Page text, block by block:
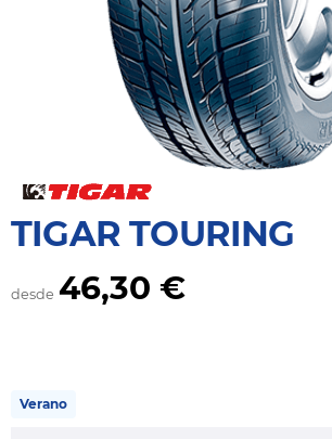
TIGAR TOURING
desde 46,30 €
Verano